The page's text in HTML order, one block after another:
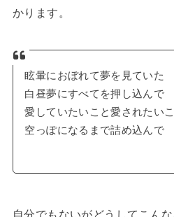
かります。
眩暈におぼれて夢を見ていた
白昼夢にすべてを押し込んで
愛していたいこと愛されたい
空っぽになるまで詰め込んで
自分でもないがどうしてこん